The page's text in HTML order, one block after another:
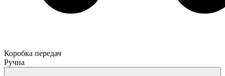
Коробка передач
Ручна